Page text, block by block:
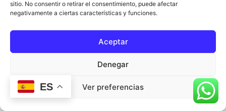
sitio. No consentir o retirar el consentimiento, puede afectar
negativamente a ciertas características y funciones.
Aceptar
Denegar
Ver preferencias
ES